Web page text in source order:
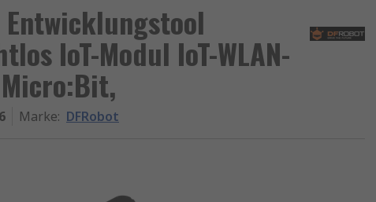
Entwicklungstool
IoT-Modul IoT-WLAN-
Marke: DFRobot